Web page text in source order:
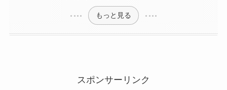
もっと見る
スポンサーリンク